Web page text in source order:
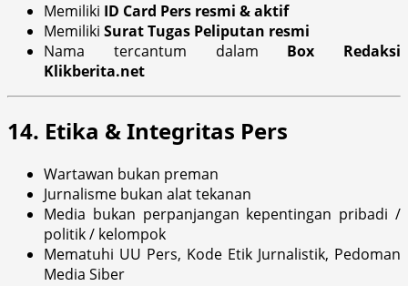
Memiliki ID Card Pers resmi & aktif
Memiliki Surat Tugas Peliputan resmi
Nama tercantum dalam Box Redaksi
Klikberita.net
14. Etika & Integritas Pers
Wartawan bukan preman
Jurnalisme bukan alat tekanan
Media bukan perpanjangan kepentingan pribadi /
politik / kelompok
Mematuhi UU Pers, Kode Etik Jurnalistik, Pedoman
Media Siber